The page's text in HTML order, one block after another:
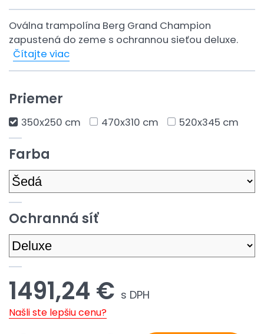
Oválna trampolína Berg Grand Champion
zapustená do zeme s ochrannou sieťou deluxe.
Čítajte viac
Priemer
350x250 cm 470x310 cm 520x345 cm
Farba
Ochranná síť
1491,24 € s DPH
Našli ste lepšiu cenu?